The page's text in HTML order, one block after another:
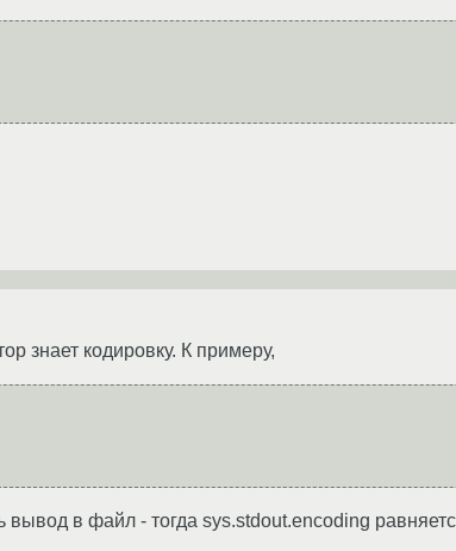
знает кодировку. К примеру,
в файл - тогда sys.stdout.encoding